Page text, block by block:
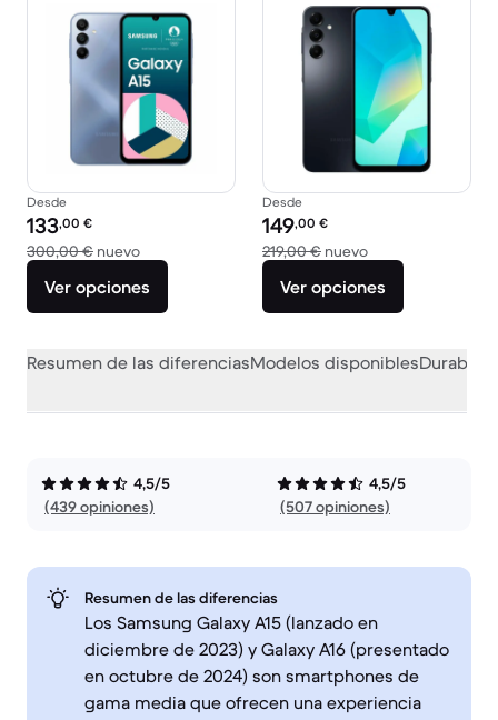
Desde
Precio reacondicionado:
133,00 €
300,00 € nuevoEl dispositivo nuevo vale 300,00 €
Ver opciones
Desde
Precio reacondicionado:
149,00 €
219,00 € nuevoEl dispositivo
Ver opciones
Resumen de las diferenciasModelos disponibles
4,5/5
(439 opiniones)
4,5/5
(507 opiniones)
Resumen de las diferencias
Los Samsung Galaxy A15 (lanzado en
diciembre de 2023) y Galaxy A16 (presentado
en octubre de 2024) son smartphones de
gama media que ofrecen una experiencia